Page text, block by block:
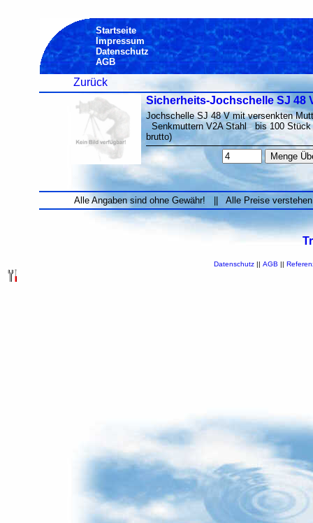
Startseite
Impressum
Datenschutz
AGB
Zurück
Sicherheits-Jochschelle SJ 48
Jochschelle SJ 48 V mit versenkten
Senkmuttern V2A Stahl bis 100 Stück
brutto)
Alle Angaben sind ohne Gewähr! || Alle Preise
Datenschutz|| AGB ||